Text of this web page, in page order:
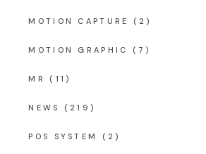
MOTION CAPTURE (2)
MOTION GRAPHIC (7)
MR (11)
NEWS (219)
POS SYSTEM (2)